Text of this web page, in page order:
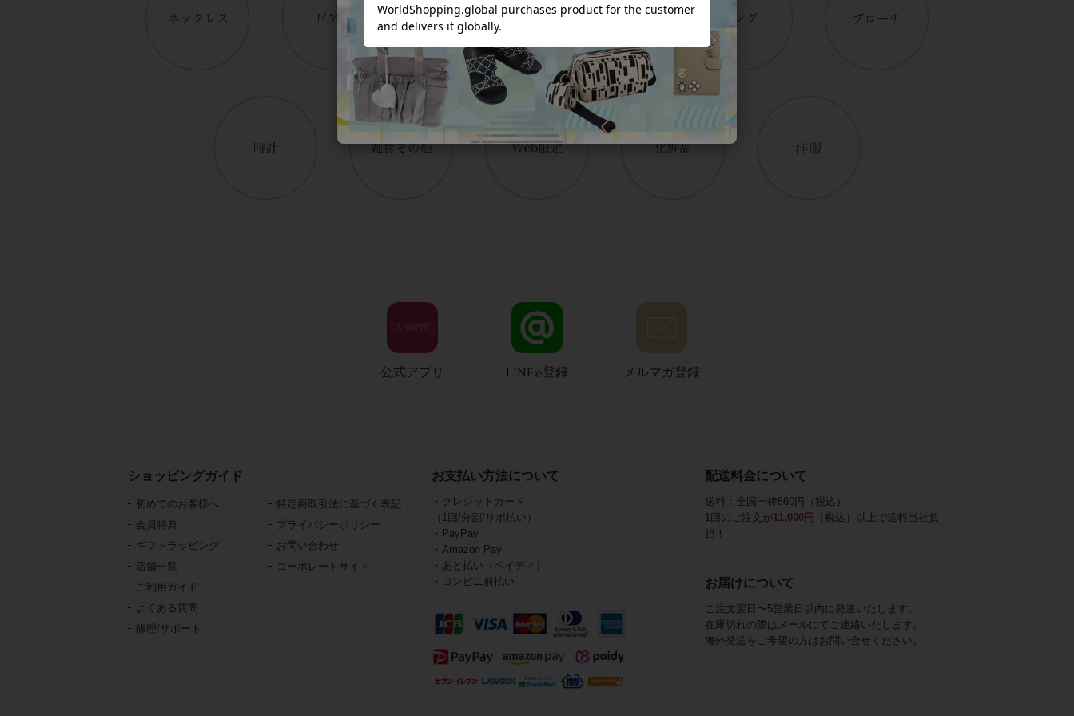
公式アプリ LINE@登録 メルマガ登録
ショッピングガイド
初めてのお客様へ
会員特典
ギフトラッピング
店舗一覧
ご利用ガイド
よくある質問
修理/サポート
特定商取引法に基づく表記
プライバシーポリシー
お問い合わせ
コーポレートサイト
お支払い方法について
・クレジットカード
（1回/分割/リボ払い）
・PayPay
・Amazon Pay
・あと払い（ペイディ）
・コンビニ前払い
配送料金について
送料：全国一律660円（税込）
1回のご注文が11,000円
（税込）以上で送料当社負
担！
お届けについて
ご注文翌日〜5営業日以内に発送いたします。
在庫切れの際はメールにてご連絡いたします。
海外発送をご希望の方はお問い合せください。